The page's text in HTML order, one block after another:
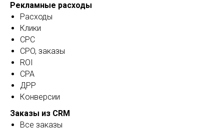
Рекламные расходы
Расходы
Клики
CPC
CPO, заказы
ROI
CPA
ДРР
Конверсии
Заказы из CRM
Все заказы